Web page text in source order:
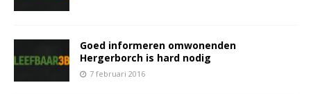
Goed informeren omwonenden
Hergerborch is hard nodig
7 februari 2016